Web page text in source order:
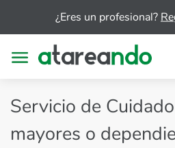
¿Eres un profesional?
Servicio de
mayores o